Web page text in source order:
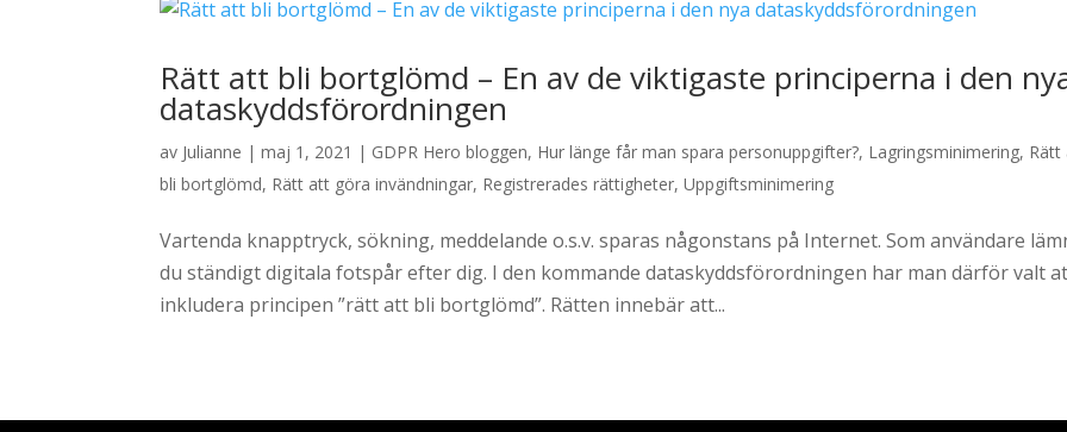
Rätt att bli bortglömd – En av de viktigaste principerna i den
dataskyddsförordningen
av Julianne |maj 1, 2021 | GDPR Hero bloggen, Hur länge får man spara personuppgifter?, Lagringsminimering, Rätt
bli bortglömd, Rätt att göra invändningar, Registrerades rättigheter,Uppgiftsminimering
Vartenda knapptryck, sökning, meddelande o.s.v. sparas någonstans på Internet. Som användare
du ständigt digitala fotspår efter dig. I den kommande dataskyddsförordningen har man därför valt
inkludera principen ”rätt att bli bortglömd”. Rätten innebär att...